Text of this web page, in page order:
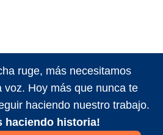
ruge, más necesitamos
voz. Hoy más que nunca te
haciendo nuestro trabajo.
haciendo historia!